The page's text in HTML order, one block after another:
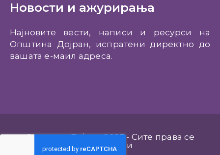
Новости и ажурирања
Најновите вести, написи и ресурси на
Општина Дојран, испратени директно до
вашата е-маил адреса.
Општина Дојран 2023 - Сите права се
задржани